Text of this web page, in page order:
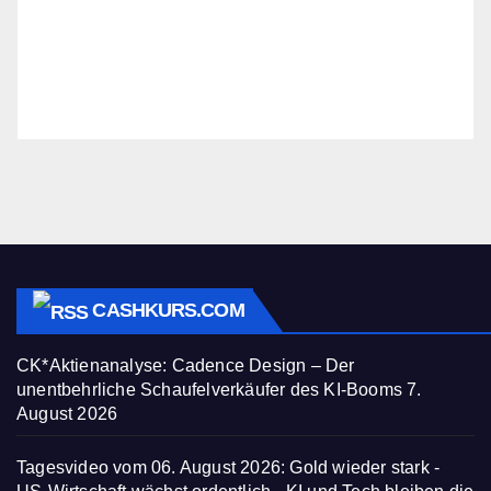
CASHKURS.COM
CK*Aktienanalyse: Cadence Design – Der
unentbehrliche Schaufelverkäufer des KI-Booms 7.
August 2026
Tagesvideo vom 06. August 2026: Gold wieder stark -